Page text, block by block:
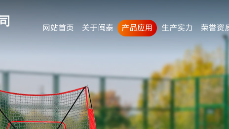
网站首页 关于闽泰 产品应用 生产实力 荣誉资